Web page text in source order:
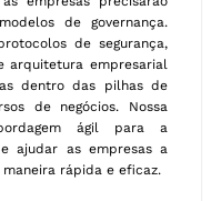
de governança.
de segurança,
arquitetura empresarial
dentro das pilhas de
de negócios. Nossa
ágil para a
ajudar as empresas a
rápida e eficaz.